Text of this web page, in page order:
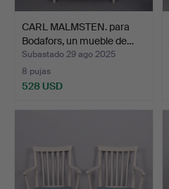
CARL MALMSTEN. para
Bodafors, un mueble de…
Subastado 29 ago 2025
8 pujas
528 USD